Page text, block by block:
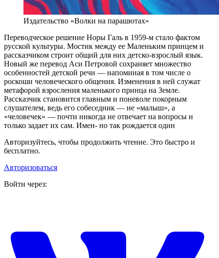
Издательство «Волки на парашютах»
Переводческое решение Норы Галь в 1959‑м стало фактом
русской культуры. Мостик между ее Маленьким принцем и
рассказчиком строит общий для них детско-взрослый язык.
Новый же перевод Аси Петровой сохраняет множество
особенностей детской речи — напоминая в том числе о
роскоши человеческого общения. Изменения в ней служат
метафорой взросления маленького принца на Земле.
Рассказчик становится главным и поневоле покорным
слушателем, ведь его собеседник — не «малыш», а
«человечек» — почти никогда не отвечает на вопросы и
только задает их сам. Имен‑ но так рождается один
Авторизуйтесь, чтобы продолжить чтение. Это быстро и
бесплатно.
Авторизоваться
Войти через: